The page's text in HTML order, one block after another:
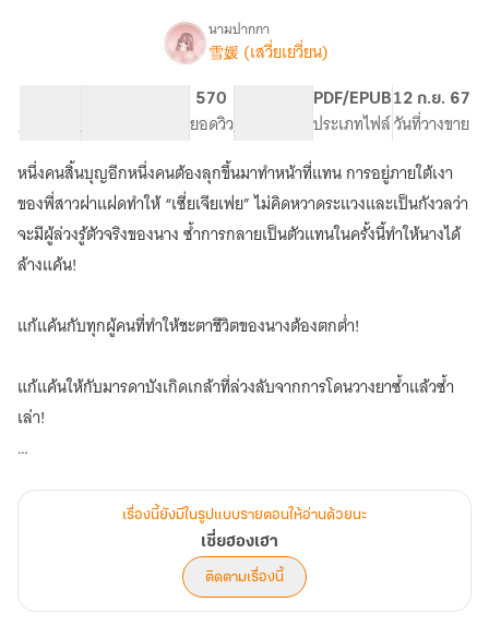
เรื่อง
นามปากกา
雪媛 (เสวี่ยเยวี่ยน)
จำนวนคำ จำนวนหน้า (A5)
570
ยอดวิวระดับเนื้อหา
PDF/EPUB
ประเภทไฟล์
12 ก.ย. 67
วันที่วางขาย
หนึ่งคนสิ้นบุญอีกหนึ่งคนต้องลุกขึ้นมาทำหน้าที่แทน การอยู่ภายใต้เงา
ของพี่สาวฝาแฝดทำให้ “เซี่ยเจียเฟย” ไม่คิดหวาดระแวงและเป็นกังวลว่า
จะมีผู้ล่วงรู้ตัวจริงของนาง ซ้ำการกลายเป็นตัวแทนในครั้งนี้ทำให้นางได้
ล้างแค้น!
แก้แค้นกับทุกผู้คนที่ทำให้ชะตาชีวิตของนางต้องตกต่ำ!
แก้แค้นให้กับมารดาบังเกิดเกล้าที่ล่วงลับจากการโดนวางยาซ้ำแล้วซ้ำ
เล่า!
เรื่องนี้ยังมีในรูปแบบรายตอนให้อ่านด้วยนะ
เซี่ยฮองเฮา
ติดตามเรื่องนี้